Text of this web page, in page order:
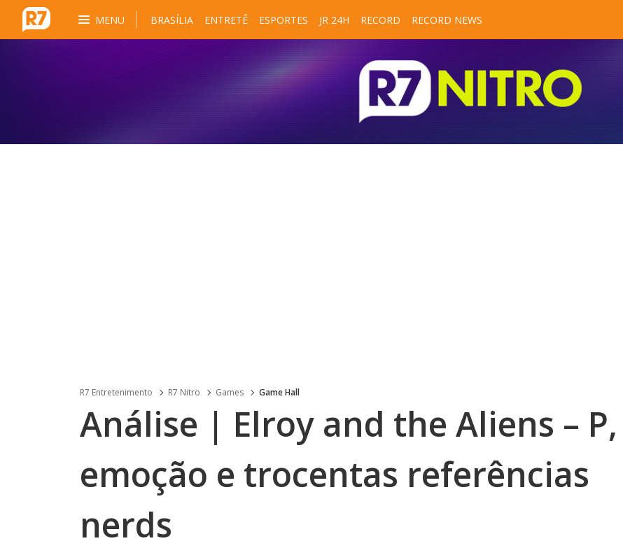
MENU BRASÍLIA ENTRETÊ ESPORTES JR 24H RECORD RECORD NEWS
R7 Entretenimento R7 Nitro Games Game Hall
Análise | Elroy and the Aliens – P,
emoção e trocentas referências
nerds